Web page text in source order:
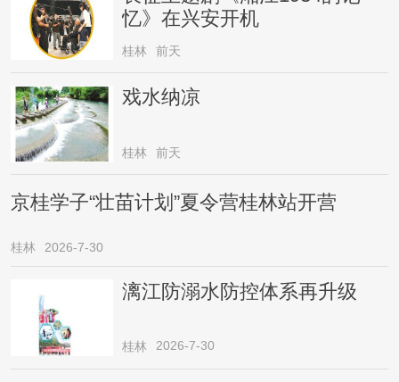
忆》在兴安开机
桂林 前天
戏水纳凉
桂林 前天
京桂学子“壮苗计划”夏令营桂林站开营
桂林 2026-7-30
漓江防溺水防控体系再升级
桂林 2026-7-30